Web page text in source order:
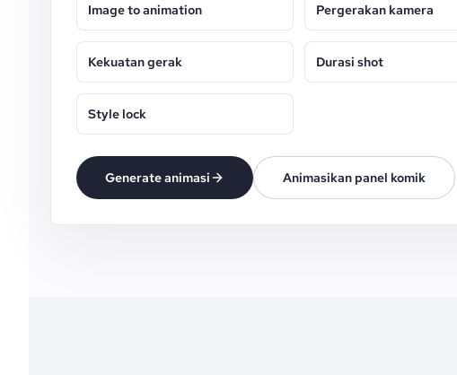
Image to animation Pergerakan kamera
Kekuatan gerak Durasi shot
Style lock
Generate animasi Animasikan panel komik